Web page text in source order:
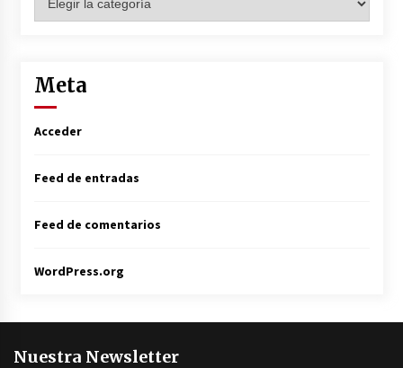
Meta
Acceder
Feed de entradas
Feed de comentarios
WordPress.org
Nuestra Newsletter